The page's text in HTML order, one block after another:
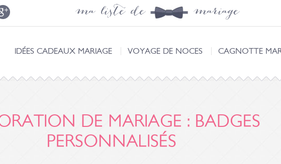
ma liste de mariage
IDÉES CADEAUX MARIAGE VOYAGE DE NOCES CAGNOTTE
DE MARIAGE : BADGES
PERSONNALISÉS